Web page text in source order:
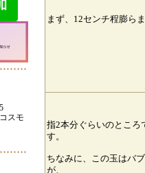
【クラフト】手作りカ
サイトマ
2013
減災教室2016
まず、12センチ程膨ら
指2本分ぐらいのところ
す。
ちなみに、この玉はバ
が、
スモ